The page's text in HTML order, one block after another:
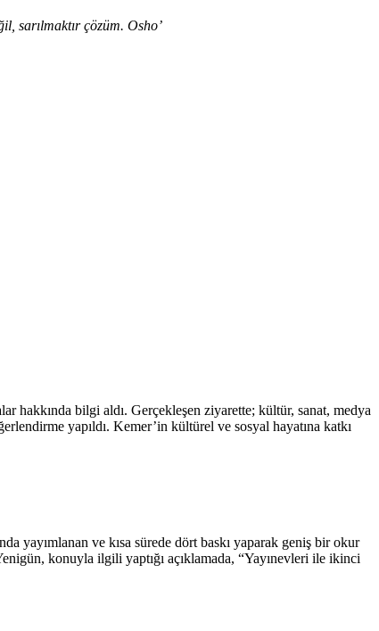
sarılmaktır çözüm. Osho’
hakkında bilgi aldı. Gerçekleşen ziyarette; kültür, sanat, medya
yapıldı. Kemer’in kültürel ve sosyal hayatına katkı
yayımlanan ve kısa sürede dört baskı yaparak geniş bir okur
konuyla ilgili yaptığı açıklamada, “Yayınevleri ile ikinci